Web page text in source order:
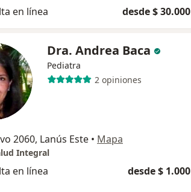
en línea desde $ 30.000
Dra. Andrea Baca
Pediatra
2 opiniones
2060, Lanús Este • Mapa
Integral
en línea desde $ 1.000